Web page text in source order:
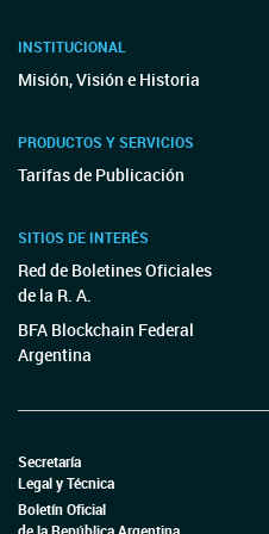
INSTITUCIONAL
Misión, Visión e Historia
PRODUCTOS Y SERVICIOS
Tarifas de Publicación
SITIOS DE INTERÉS
Red de Boletines Oficiales
de la R. A.
BFA Blockchain Federal
Argentina
Secretaría
Legal y Técnica
Boletín Oficial
de la República Argentina